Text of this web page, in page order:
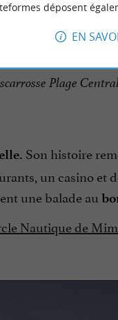
Plage
Son histoire
un casino et
une balade au
Nautique de
déposent
EN